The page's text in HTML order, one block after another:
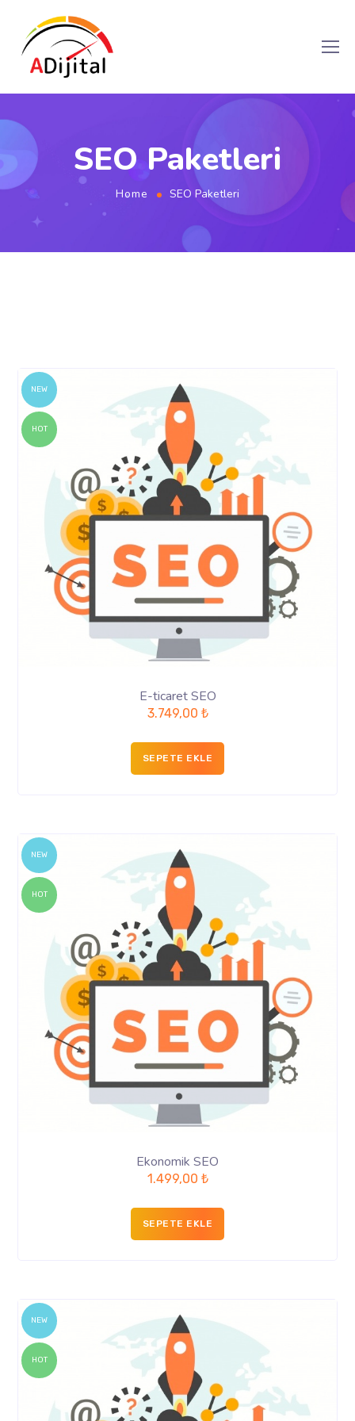
SEO Paketleri
Home SEO Paketleri
NEW
HOT
E-ticaret SEO
3.749,00 ₺
SEPETE EKLE
NEW
HOT
Ekonomik SEO
1.499,00 ₺
SEPETE EKLE
NEW
HOT